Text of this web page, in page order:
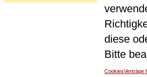
diese
Bitte
CookiesVerträge